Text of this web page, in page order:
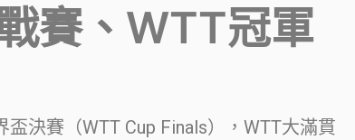
賽、WTT冠軍
決賽（WTT Cup Finals），WTT大滿貫